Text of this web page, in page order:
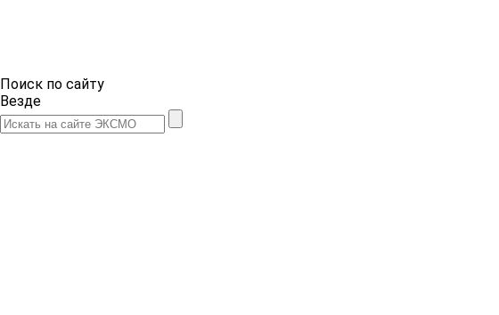
Поиск по сайту
Везде